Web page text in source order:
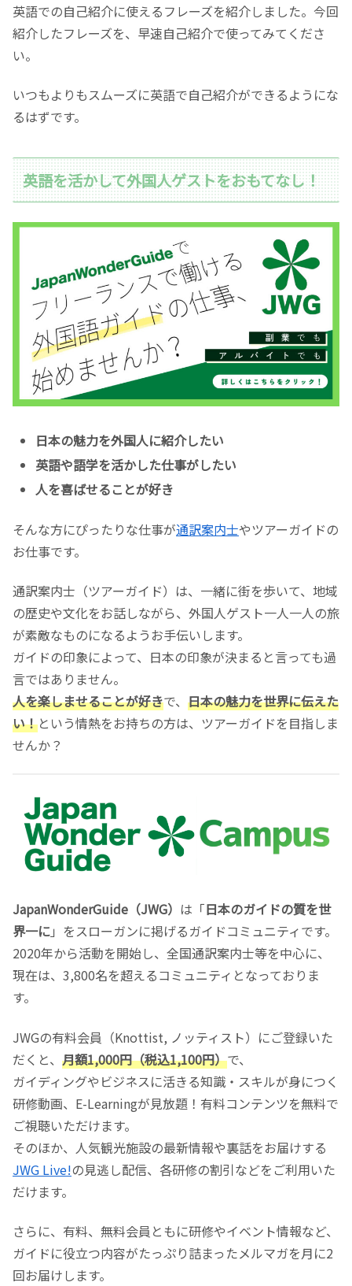
英語での自己紹介に使えるフレーズを紹介しました。今回
紹介したフレーズを、早速自己紹介で使ってみてくださ
い。
いつもよりもスムーズに英語で自己紹介ができるようにな
るはずです。
英語を活かして外国人ゲストをおもてなし！
日本の魅力を外国人に紹介したい
英語や語学を活かした仕事がしたい
人を喜ばせることが好き
そんな方にぴったりな仕事が通訳案内士やツアーガイドの
お仕事です。
通訳案内士（ツアーガイド）は、一緒に街を歩いて、地域
の歴史や文化をお話しながら、外国人ゲスト一人一人の旅
が素敵なものになるようお手伝いします。
ガイドの印象によって、日本の印象が決まると言っても過
言ではありません。
人を楽しませることが好きで、 日本の魅力を世界に伝えた
い！という情熱をお持ちの方は、ツアーガイドを目指しま
せんか？
JapanWonderGuide（JWG） は「日本のガイドの質を世
界一に」をスローガンに掲げるガイドコミュニティです。
2020年から活動を開始し、全国通訳案内士等を中心に、
現在は、3,800名を超えるコミュニティとなっておりま
す。
JWGの有料会員（Knottist, ノッティスト）にご登録いた
だくと、 月額1,000円（税込1,100円）で、
ガイディングやビジネスに活きる知識・スキルが身につく
研修動画、E-Learningが見放題！有料コンテンツを無料で
ご視聴いただけます。
そのほか、人気観光施設の最新情報や裏話をお届けする
JWG Live!の見逃し配信、各研修の割引などをご利用いた
だけます。
さらに、有料、無料会員ともに研修やイベント情報など、
ガイドに役立つ内容がたっぷり詰まったメルマガを月に2
回お届けします。